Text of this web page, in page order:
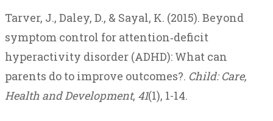
Tarver, J., Daley, D., & Sayal, K. (2015). Beyond
symptom control for attention‐deficit
hyperactivity disorder (ADHD): What can
parents do to improve outcomes?. Child: Care,
Health and Development, 41(1), 1-14.